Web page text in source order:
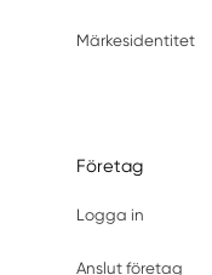
Märkesidentitet
Företag
Logga in
Anslut företag